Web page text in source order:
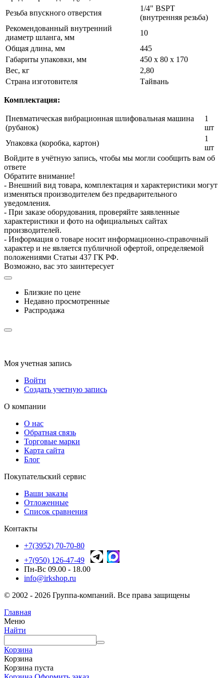
Резьба впускного отверстия
1/4" BSPT
(внутренняя резьба)
Рекомендованный внутренний
диаметр шланга, мм
10
Общая длина, мм
445
Габариты упаковки, мм
450 х 80 х 170
Вес, кг
2,80
Страна изготовителя
Тайвань
Комплектация:
Пневматическая вибрационная шлифовальная машина
(рубанок)
1
шт
Упаковка (коробка, картон)
1
шт
Войдите в учётную запись, чтобы мы могли сообщить вам об
ответе
Обратите внимание!
- Внешний вид товара, комплектация и характеристики могут
изменяться производителем без предварительного
уведомления.
- При заказе оборудования, проверяйте заявленные
характеристики и фото на официальных сайтах
производителей.
- Информация о товаре носит информационно-справочный
характер и не является публичной офертой, определяемой
положениями Статьи 437 ГК РФ.
Возможно, вас это заинтересует
Близкие по цене
Недавно просмотренные
Распродажа
Моя учетная запись
Войти
Создать учетную запись
О компании
О нас
Обратная связь
Торговые марки
Карта сайта
Блог
Покупательский сервис
Ваши заказы
Отложенные
Список сравнения
Контакты
+7(3952) 70-70-80
+7(950) 126-47-49
Пн-Вс 09.00 - 18.00
info@irkshop.ru
© 2002 - 2026 Группа-компаний. Все права защищены
Главная
Меню
Найти
Корзина
Корзина
Корзина пуста